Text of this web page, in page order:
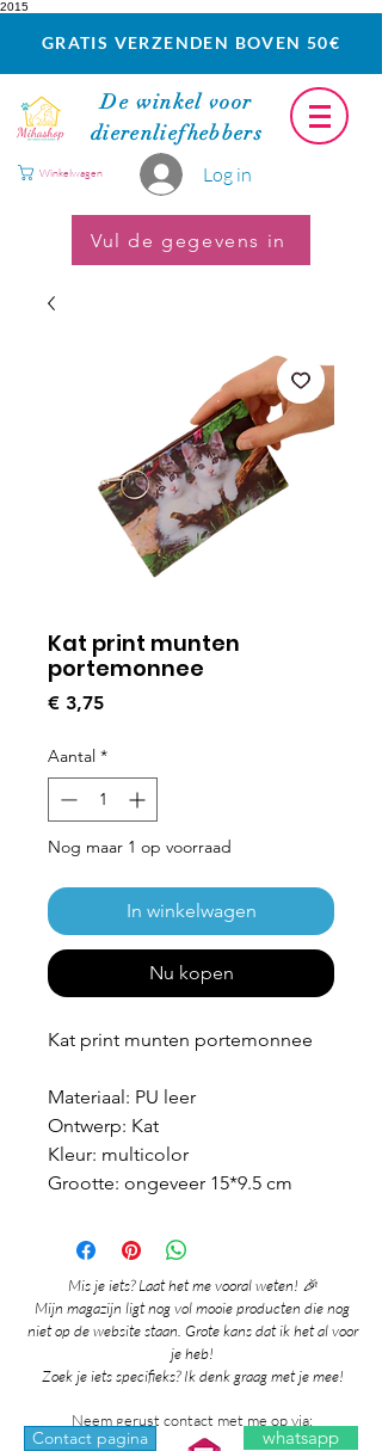
2015
GRATIS VERZENDEN BOVEN 50€
De winkel voor
dierenliefhebbers
Log in
Winkelwagen
Vul de gegevens in
Kat print munten
portemonnee
€ 3,75Prijs
Aantal *
Nog maar 1 op voorraad
In winkelwagen
Nu kopen
Kat print munten portemonnee
Materiaal: PU leer
Ontwerp: Kat
Kleur: multicolor
Grootte: ongeveer 15*9.5 cm
Mis je iets? Laat het me vooral weten! 🎉
Mijn magazijn ligt nog vol mooie producten die nog
niet op de website staan. Grote kans dat ik het al voor
je heb!
Zoek je iets specifieks? Ik denk graag met je mee!
Neem gerust contact met me op via:
Contact pagina whatsapp